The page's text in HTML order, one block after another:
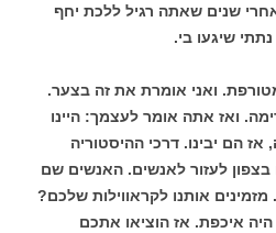
שנים שאתה רגיל ללכת יחף
שיגעו בי.
ואני אומרת את זה בצער.
ואז אתה אומר לעצמך: היינו
הם יבינו. דרכי ההיסטוריה
בצפון לעזור לאנשים. האנשים שם
אותנו לקראווילות שלכם?
איכפת. אז הוציאו אתכם